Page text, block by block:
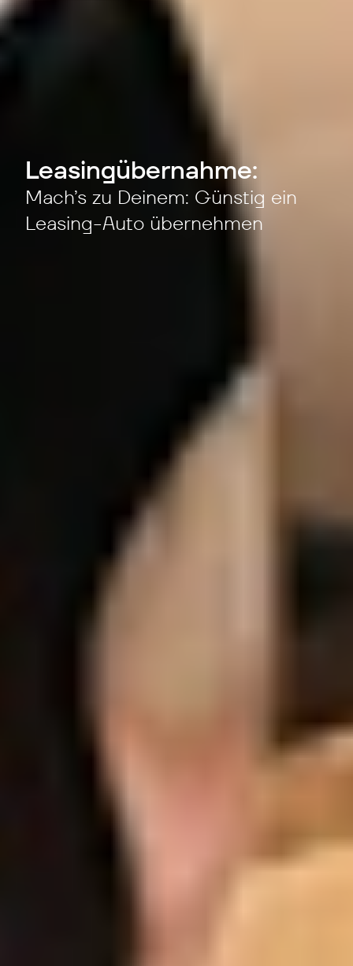
Leasingübernahme:
Mach’s zu Deinem: Günstig ein
Leasing-Auto übernehmen